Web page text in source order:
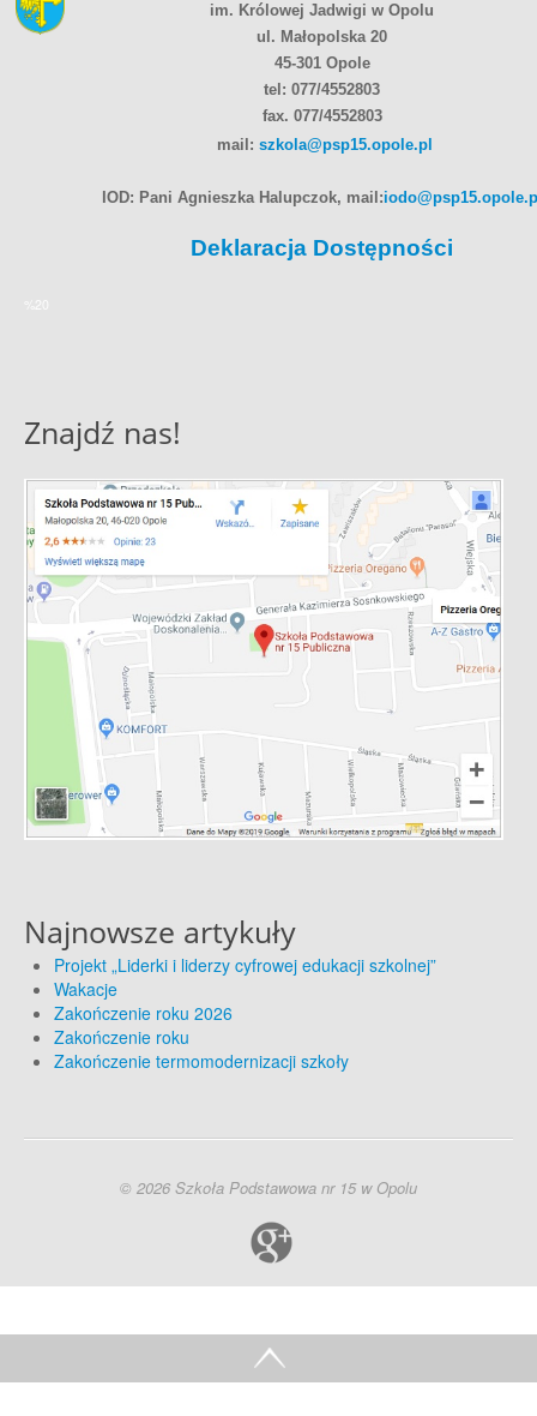
im. Królowej Jadwigi w Opolu
ul. Małopolska 20
45-301 Opole
tel: 077/4552803
fax. 077/4552803
mail: szkola@psp15.opole.pl
IOD: Pani Agnieszka Halupczok, mail:
Deklaracja Dostępności
%20
Znajdź nas!
Najnowsze artykuły
Projekt „Liderki i liderzy cyfrowej edukacji szkolnej”
Wakacje
Zakończenie roku 2026
Zakończenie roku
Zakończenie termomodernizacji szkoły
© 2026 Szkoła Podstawowa nr 15 w Opolu